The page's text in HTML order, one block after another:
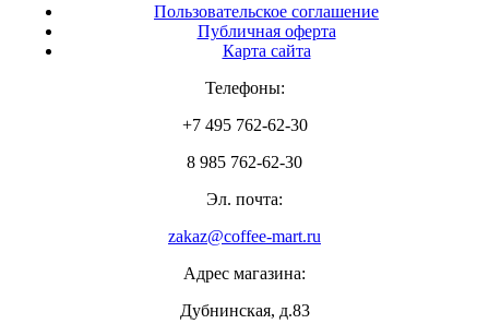
Пользовательское соглашение
Публичная оферта
Карта сайта
Телефоны:
+7 495 762-62-30
8 985 762-62-30
Эл. почта:
zakaz@coffee-mart.ru
Адрес магазина:
Дубнинская, д.83